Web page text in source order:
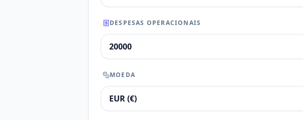
DESPESAS OPERACIONAIS
MOEDA